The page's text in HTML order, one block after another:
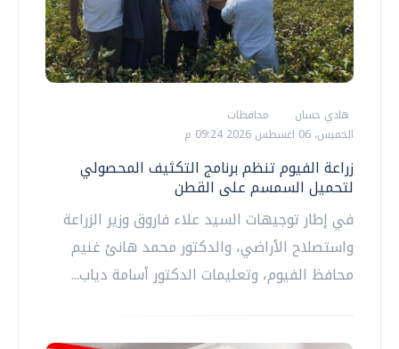
هادي حسان
محافظات
الخميس، 06 اغسطس 2026 09:24 م
زراعة الفيوم تنظم برنامج التكثيف المحصولي
لتحميل السمسم على القطن
في إطار توجيهات السيد علاء فاروق وزير الزراعة
واستصلاح الأراضي، والدكتور محمد هانئ غنيم
محافظ الفيوم، وتعليمات الدكتور أسامة دياب...